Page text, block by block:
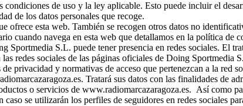
condiciones de uso y la ley aplicable. Esto puede incluir el
de los datos personales que recoge.
ofrece esta web. También se recogen otros datos no
cuando navega en esta web que detallamos en la política de
Sportmedia S.L. puede tener presencia en redes sociales. El
las redes sociales de las páginas oficiales de Doing Sportmedia
privacidad y normativas de acceso que pertenezcan a la red
Tratará sus datos con las finalidades de
o servicios de www.radiomarcazaragoza.es. Así como
caso se utilizarán los perfiles de seguidores en redes sociales